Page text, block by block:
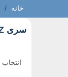
خانه /
سری Z
انتخاب